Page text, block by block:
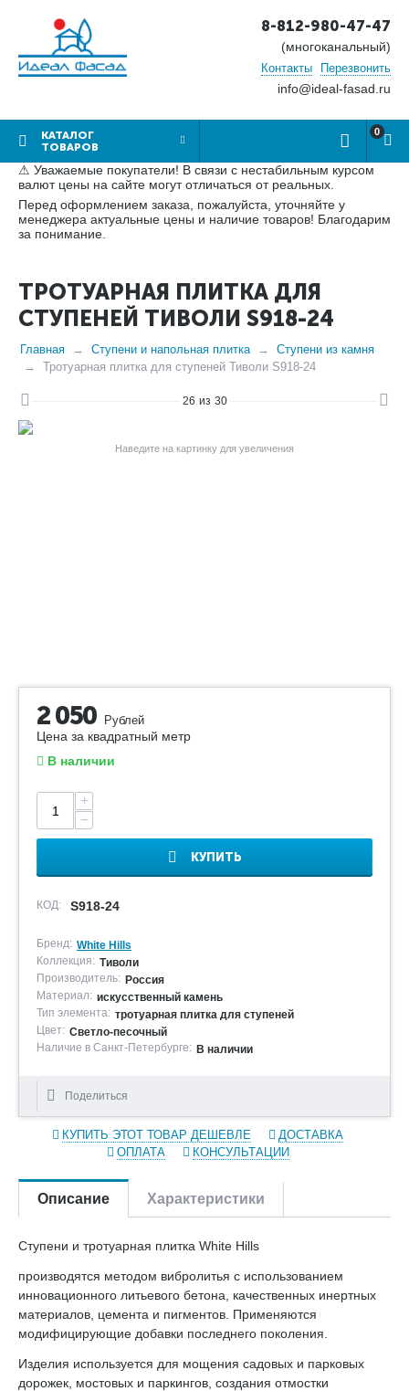
8-812-980-47-47
(многоканальный)
Контакты Перезвонить
info@ideal-fasad.ru
КАТАЛОГ
ТОВАРОВ
0
⚠ Уважаемые покупатели! В связи с нестабильным курсом
валют цены на сайте могут отличаться от реальных.
Перед оформлением заказа, пожалуйста, уточняйте у
менеджера актуальные цены и наличие товаров! Благодарим
за понимание.
ТРОТУАРНАЯ ПЛИТКА ДЛЯ
СТУПЕНЕЙ ТИВОЛИ S918-24
Главная Ступени и напольная плитка
Ступени из камня
Тротуарная плитка для ступеней Тиволи S918-24
26 из 30
Наведите на картинку для увеличения
2 050 Рублей
Цена за квадратный метр
В наличии
+
−
КУПИТЬ
КОД: S918-24
Бренд: White Hills
Коллекция: Тиволи
Производитель: Россия
Материал: искусственный камень
Тип элемента: тротуарная плитка для ступеней
Цвет: Светло-песочный
Наличие в Санкт-Петербурге: В наличии
Поделиться
КУПИТЬ ЭТОТ ТОВАР ДЕШЕВЛЕ
ДОСТАВКА
ОПЛАТА
КОНСУЛЬТАЦИИ
Описание Характеристики
Ступени и тротуарная плитка White Hills
производятся методом вибролитья с использованием
инновационного литьевого бетона, качественных инертных
материалов, цемента и пигментов. Применяются
модифицирующие добавки последнего поколения.
Изделия используется для мощения садовых и парковых
дорожек, мостовых и паркингов, создания отмостки